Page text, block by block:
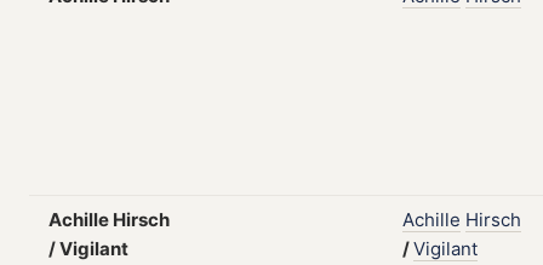
Achille Hirsch
/ Vigilant
Achille Hirsch
/Vigilant